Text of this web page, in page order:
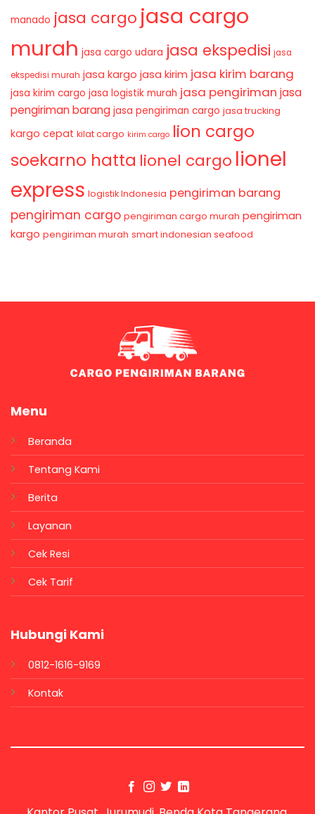
manado jasa cargo jasa cargo
murah jasa cargo udara jasa ekspedisi jasa
ekspedisi murah jasa kargo jasa kirim jasa kirim barang
jasa kirim cargo jasa logistik murah jasa pengiriman jasa
pengiriman barang jasa pengiriman cargo jasa trucking
kargo cepat kilat cargo kirim cargo lion cargo
soekarno hatta lionel cargo lionel
express logistik Indonesia pengiriman barang
pengiriman cargo pengiriman cargo murah pengiriman
kargo pengiriman murah smart indonesian seafood
Menu
Beranda
Tentang Kami
Berita
Layanan
Cek Resi
Cek Tarif
Hubungi Kami
0812-1616-9169
Kontak